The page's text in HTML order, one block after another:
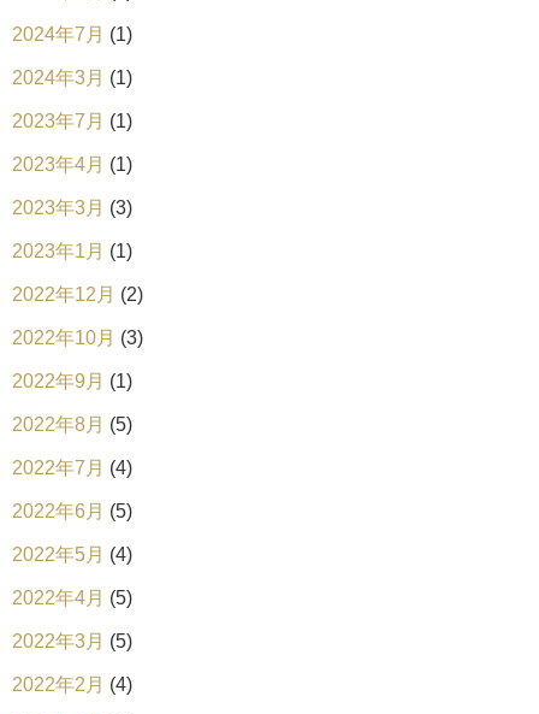
2024年7月 (1)
2024年3月 (1)
2023年7月 (1)
2023年4月 (1)
2023年3月 (3)
2023年1月 (1)
2022年12月 (2)
2022年10月 (3)
2022年9月 (1)
2022年8月 (5)
2022年7月 (4)
2022年6月 (5)
2022年5月 (4)
2022年4月 (5)
2022年3月 (5)
2022年2月 (4)